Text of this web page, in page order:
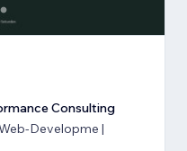
Consulting
Developme |